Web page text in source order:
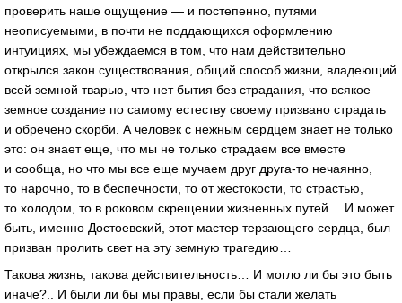
проверить наше ощущение — и постепенно, путями
неописуемыми, в почти не поддающихся оформлению
интуициях, мы убеждаемся в том, что нам действительно
открылся закон существования, общий способ жизни, владеющий
всей земной тварью, что нет бытия без страдания, что всякое
земное создание по самому естеству своему призвано страдать
и обречено скорби. А человек с нежным сердцем знает не только
это: он знает еще, что мы не только страдаем все вместе
и сообща, но что мы все еще мучаем друг друга-то нечаянно,
то нарочно, то в беспечности, то от жестокости, то страстью,
то холодом, то в роковом скрещении жизненных путей… И может
быть, именно Достоевский, этот мастер терзающего сердца, был
призван пролить свет на эту земную трагедию…
Такова жизнь, такова действительность… И могло ли бы это быть
иначе?.. И были ли бы мы правы, если бы стали желать